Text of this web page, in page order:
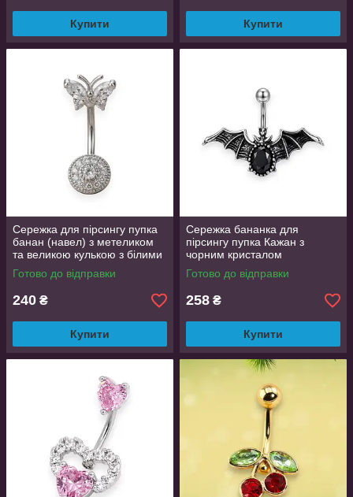
Купити Купити
Сережка для пірсингу пупка
банан (навел) з метеликом
та великою кулькою з білими
фіанітами паве 2.5 см
Готово до відправки
240 ₴
Купити
Сережка бананка для
пірсингу пупка Кажан з
чорним кристалом
Готово до відправки
258 ₴
Купити